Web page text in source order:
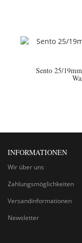
Sento 25/
INFORMATIONEN
Wir über uns
Zahlungsmöglichkeiten
Versandinformationen
Newsletter